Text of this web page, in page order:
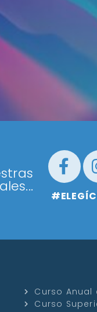
Curso
Curso